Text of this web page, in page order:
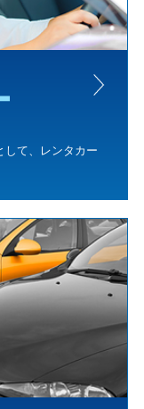
して、レンタカー